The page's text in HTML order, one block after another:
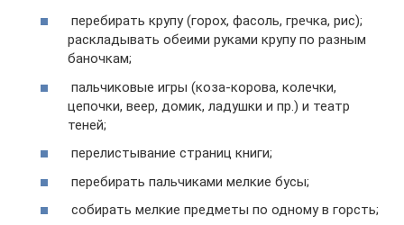
перебирать крупу (горох, фасоль, гречка, рис);
раскладывать обеими руками крупу по разным
баночкам;
пальчиковые игры (коза-корова, колечки,
цепочки, веер, домик, ладушки и пр.) и театр
теней;
перелистывание страниц книги;
перебирать пальчиками мелкие бусы;
собирать мелкие предметы по одному в горсть;